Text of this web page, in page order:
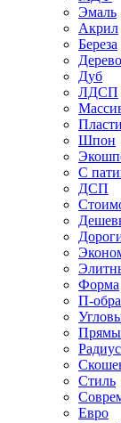
Эмаль
Акрил
Береза
Дерево
Дуб
ЛДСП
Шпон
С
ДСП
Форма
П-
Стиль
Евро